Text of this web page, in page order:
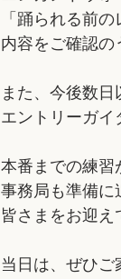
「踊られる前
内容をご確認の
また、今後数日
エントリーガイ
本番までの練習
事務局も準備に
皆さまをお迎え
当日は、ぜひご